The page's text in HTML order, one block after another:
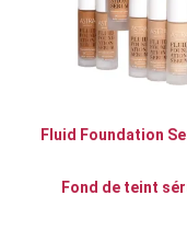
Fluid Foundation
Fond de teint